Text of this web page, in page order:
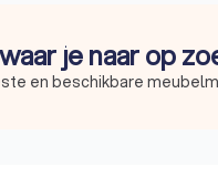
je naar op
en beschikbare